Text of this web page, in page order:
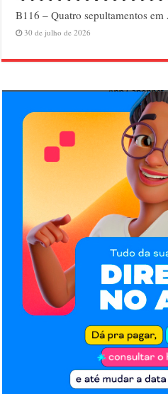
B116 – Quatro sepultamentos
30 de julho de 2026